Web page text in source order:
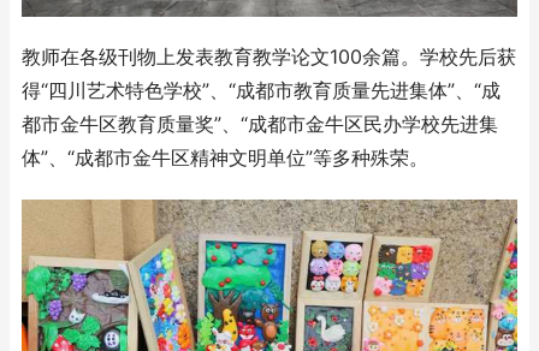
教师在各级刊物上发表教育教学论文100余篇。学校先后获
得“四川艺术特色学校”、“成都市教育质量先进集体”、“成
都市金牛区教育质量奖”、“成都市金牛区民办学校先进集
体”、“成都市金牛区精神文明单位”等多种殊荣。